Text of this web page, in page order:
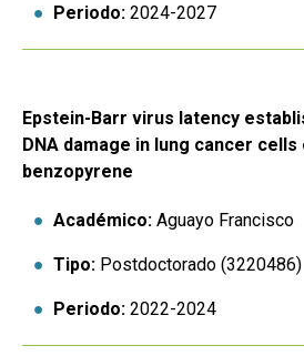
Periodo: 2024-2027
Epstein-Barr virus latency
DNA damage in lung cancer
benzopyrene
Académico: Aguayo Francisco
Tipo: Postdoctorado (3220486)
Periodo: 2022-2024